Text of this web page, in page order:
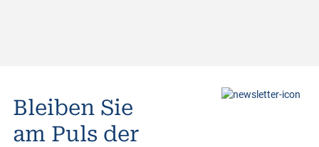
Bleiben Sie
am Puls der